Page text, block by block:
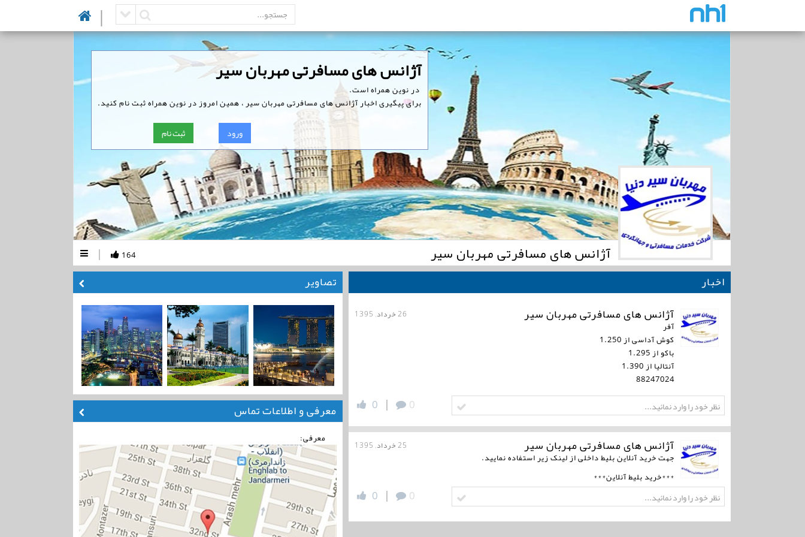
|
‏آژانس های مسافرتی مهربان سیر
‏ در نوین همراه است.
برای پیگیری اخبار آژانس های مسافرتی مهربان سیر ، همین امروز در نوین همراه ثبت نام کنید.
ورود ثبت نام
آژانس های مسافرتی مهربان سیر 164
|
اخبار
آژانس های مسافرتی مهربان سیر
26 خرداد, 1395
آفر
کوش آداسی از 1.250
باکو از 1.295
آنتالیا از 1.390
88247024
0
|
0
آژانس های مسافرتی مهربان سیر 25 خرداد, 1395
جهت خرید آنلاین بلیط داخلی از لینک زیر استفاده نمایید.
***خرید بلیط آنلاین***
0
|
0
تصاویر
معرفی و اطلاعات تماس
معرفی: